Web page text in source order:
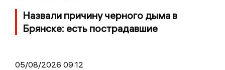
Назвали причину черного дыма в
Брянске: есть пострадавшие
05/08/2026 09:12